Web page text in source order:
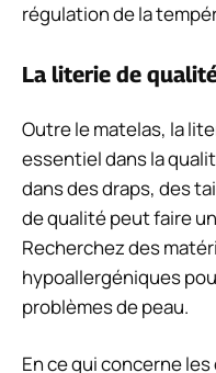
régulation de la
La literie de
Outre le matelas, la
essentiel dans la
dans des draps, des
de qualité peut faire
Recherchez des
hypoallergéniques
problèmes de peau.
En ce qui concerne